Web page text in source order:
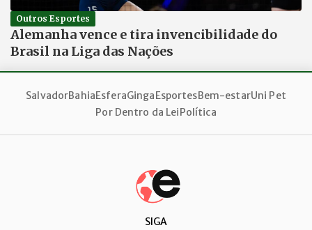
Outros Esportes
Alemanha vence e tira invencibilidade do
Brasil na Liga das Nações
SalvadorBahiaEsferaGingaEsportesBem-estarUni Pet
Por Dentro da LeiPolítica
SIGA